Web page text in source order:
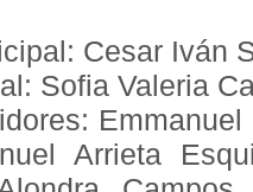
Cesar Iván
Sofia Valeria
Arrieta